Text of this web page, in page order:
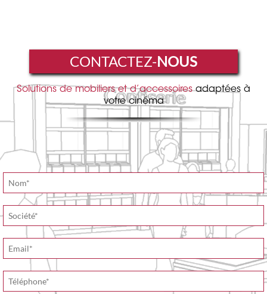
CONTACTEZ-NOUS
Solutions de mobiliers et d’accessoiresadaptées à
votre cinéma